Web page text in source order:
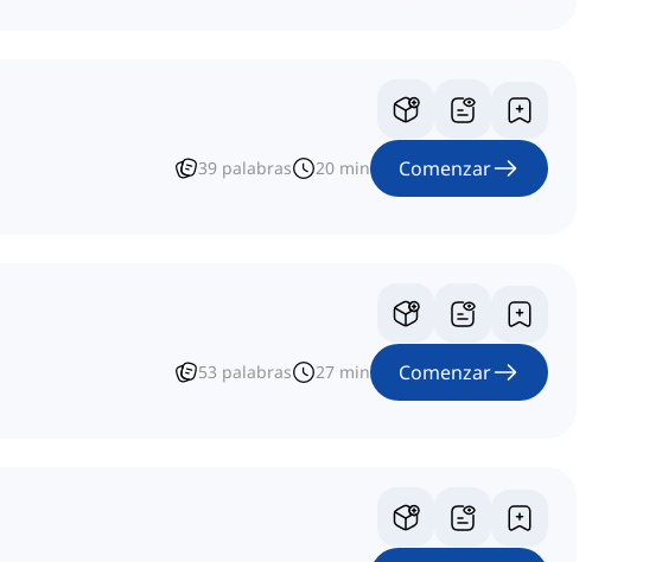
39 palabras 20 min Comenzar
53 palabras 27 min Comenzar